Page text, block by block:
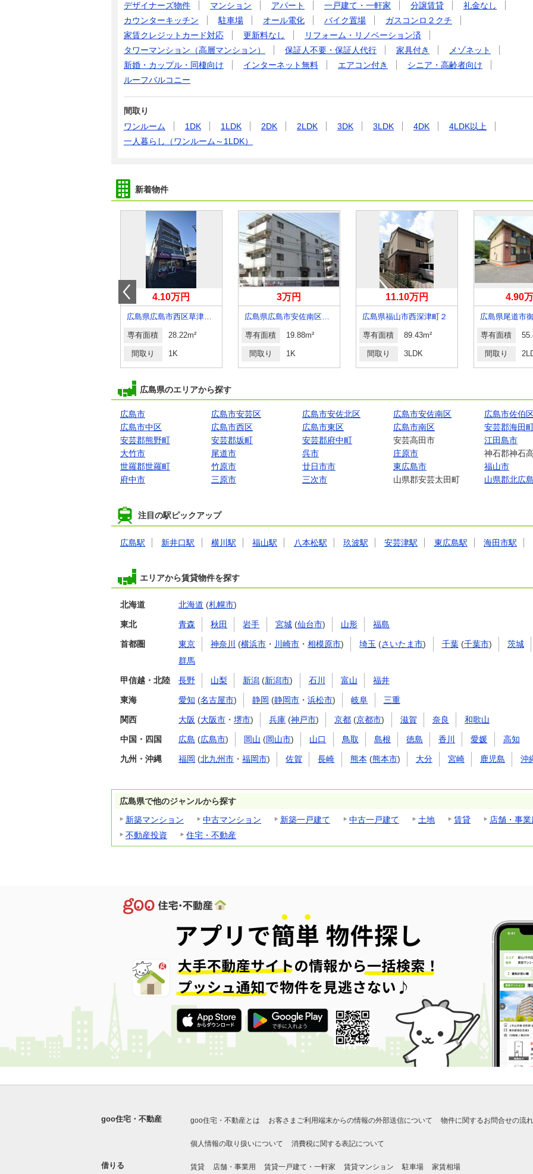
デザイナーズ物件
マンション アパート 一戸建て・一軒家 分譲賃貸
礼金なし
カウンターキッチン
駐車場 オール電化 バイク置場
ガスコンロ２クチ
家賃クレジットカード対応
更新料なし
リフォーム・リノベーション済
タワーマンション（高層マンション）
保証人不要・保証人代行 家具付き
メゾネット
新婚・カップル・同棲向け
インターネット無料 エアコン付き
シニア・高齢者向け
ルーフバルコニー
間取り
ワンルーム
1DK 1LDK 2DK 2LDK 3DK 3LDK 4DK
4LDK以上
一人暮らし（ワンルーム～1LDK）
新着物件
4.10万円
広島県広島市西区草津東１丁目
専有面積 28.22m²
間取り 1K
3万円
広島県広島市安佐南区伴東５丁目
専有面積 19.88m²
間取り 1K
11.10万円
広島県福山市西深津町２
専有面積 89.43m²
間取り 3LDK
4.90
広島県尾道市
専有面積
間取り
広島県のエリアから探す
広島市 広島市安芸区 広島市安佐北区 広島市安佐南区
広島市佐伯
広島市中区
広島市西区 広島市東区 広島市南区
安芸郡海田
安芸郡熊野町
安芸郡坂町 安芸郡府中町 安芸高田市
江田島市
大竹市
尾道市 呉市 庄原市
神石郡神石
世羅郡世羅町
竹原市 廿日市市 東広島市
福山市
府中市
三原市 三次市 山県郡安芸太田町 山県郡北広
注目の駅ピックアップ
広島駅 新井口駅 横川駅 福山駅 八本松駅 玖波駅 安芸津駅 東広島駅 海田市駅
エリアから賃貸物件を探す
北海道 北海道 (札幌市)
東北 青森 秋田 岩手 宮城(仙台市) 山形 福島
首都圏 東京 神奈川 (横浜市 ・ 川崎市 ・相模原市) 埼玉 (さいたま市) 千葉(千葉市) 茨城
群馬
甲信越・北陸 長野 山梨 新潟 (新潟市) 石川 富山 福井
東海 愛知 (名古屋市) 静岡 (静岡市 ・浜松市) 岐阜 三重
関西 大阪 (大阪市 ・ 堺市) 兵庫 (神戸市) 京都 (京都市) 滋賀 奈良 和歌山
中国・四国 広島 (広島市) 岡山 (岡山市) 山口 鳥取 島根 徳島 香川 愛媛 高知
九州・沖縄 福岡 (北九州市 ・ 福岡市) 佐賀 長崎 熊本 (熊本市) 大分 宮崎 鹿児島 沖
広島県で他のジャンルから探す
新築マンション
中古マンション 新築一戸建て 中古一戸建て 土地 賃貸
店舗・事業
不動産投資
住宅・不動産
goo住宅・不動産 goo住宅・不動産とは お客さまご利用端末からの情報の外部送信について 物件に関するお問合せの流れ
個人情報の取り扱いについて 消費税に関する表記について
借りる 賃貸 店舗・事業用 賃貸一戸建て・一軒家 賃貸マンション 駐車場 家賃相場